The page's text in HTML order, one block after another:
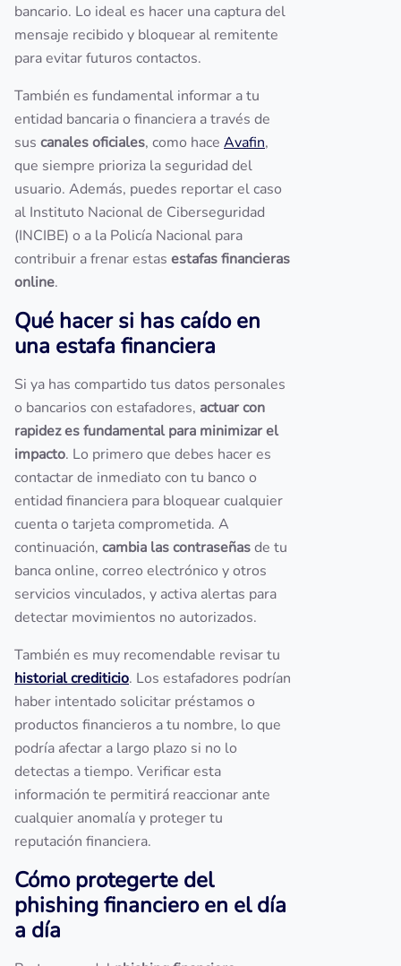
bancario. Lo ideal es hacer una captura del
mensaje recibido y bloquear al remitente
para evitar futuros contactos.
También es fundamental informar a tu
entidad bancaria o financiera a través de
sus canales oficiales, como hace Avafin,
que siempre prioriza la seguridad del
usuario. Además, puedes reportar el caso
al Instituto Nacional de Ciberseguridad
(INCIBE) o a la Policía Nacional para
contribuir a frenar estas estafas financieras
online.
Qué hacer si has caído en
una estafa financiera
Si ya has compartido tus datos personales
o bancarios con estafadores, actuar con
rapidez es fundamental para minimizar el
impacto. Lo primero que debes hacer es
contactar de inmediato con tu banco o
entidad financiera para bloquear cualquier
cuenta o tarjeta comprometida. A
continuación, cambia las contraseñasde tu
banca online, correo electrónico y otros
servicios vinculados, y activa alertas para
detectar movimientos no autorizados.
También es muy recomendable revisar tu
historial crediticio. Los estafadores podrían
haber intentado solicitar préstamos o
productos financieros a tu nombre, lo que
podría afectar a largo plazo si no lo
detectas a tiempo. Verificar esta
información te permitirá reaccionar ante
cualquier anomalía y proteger tu
reputación financiera.
Cómo protegerte del
phishing financiero en el día
a día